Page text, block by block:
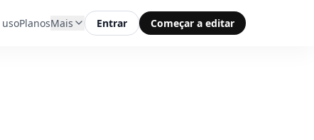
usoPlanosMais Entrar Começar a editar